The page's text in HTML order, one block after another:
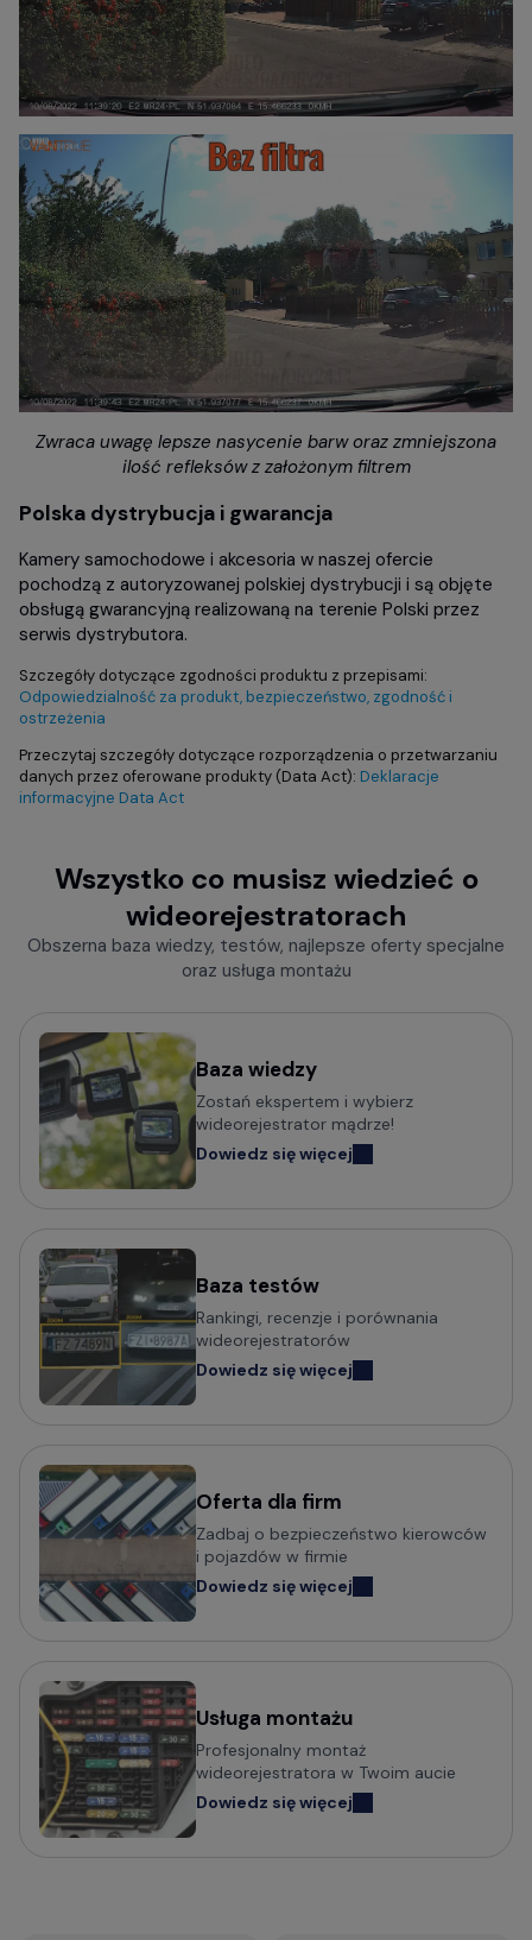
Zwraca uwagę lepsze nasycenie barw oraz zmniejszona
ilość refleksów z założonym filtrem
Polska dystrybucja i gwarancja
Kamery samochodowe i akcesoria w naszej ofercie
pochodzą z autoryzowanej polskiej dystrybucji i są objęte
obsługą gwarancyjną realizowaną na terenie Polski przez
serwis dystrybutora.
Szczegóły dotyczące zgodności produktu z przepisami:
Odpowiedzialność za produkt, bezpieczeństwo, zgodność i
ostrzeżenia
Przeczytaj szczegóły dotyczące rozporządzenia o przetwarzaniu
danych przez oferowane produkty (Data Act): Deklaracje
informacyjne Data Act
Wszystko co musisz wiedzieć o
wideorejestratorach
Obszerna baza wiedzy, testów, najlepsze oferty specjalne
oraz usługa montażu
Baza wiedzy
Zostań ekspertem i wybierz
wideorejestrator mądrze!
Dowiedz się więcej
Baza testów
Rankingi, recenzje i porównania
wideorejestratorów
Dowiedz się więcej
Oferta dla firm
Zadbaj o bezpieczeństwo kierowców
i pojazdów w firmie
Dowiedz się więcej
Usługa montażu
Profesjonalny montaż
wideorejestratora w Twoim aucie
Dowiedz się więcej